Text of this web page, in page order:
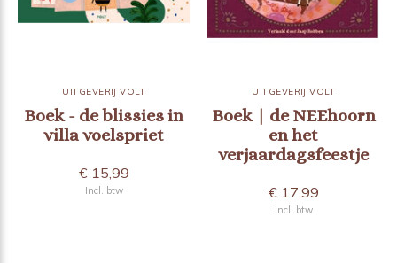
UITGEVERIJ VOLT
Boek - de blissies in
villa voelspriet
€ 15,99
Incl. btw
UITGEVERIJ VOLT
Boek | de NEEhoorn
en het
verjaardagsfeestje
€ 17,99
Incl. btw